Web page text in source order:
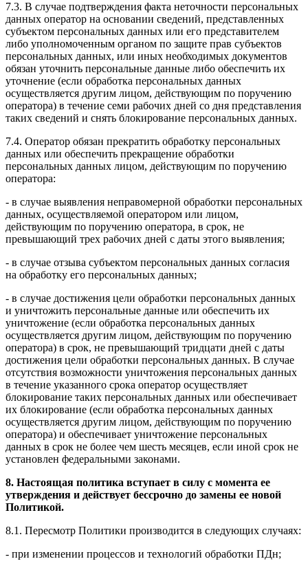
7.3. В случае подтверждения факта неточности персональных
данных оператор на основании сведений, представленных
субъектом персональных данных или его представителем
либо уполномоченным органом по защите прав субъектов
персональных данных, или иных необходимых документов
обязан уточнить персональные данные либо обеспечить их
уточнение (если обработка персональных данных
осуществляется другим лицом, действующим по поручению
оператора) в течение семи рабочих дней со дня представления
таких сведений и снять блокирование персональных данных.
7.4. Оператор обязан прекратить обработку персональных
данных или обеспечить прекращение обработки
персональных данных лицом, действующим по поручению
оператора:
- в случае выявления неправомерной обработки персональных
данных, осуществляемой оператором или лицом,
действующим по поручению оператора, в срок, не
превышающий трех рабочих дней с даты этого выявления;
- в случае отзыва субъектом персональных данных согласия
на обработку его персональных данных;
- в случае достижения цели обработки персональных данных
и уничтожить персональные данные или обеспечить их
уничтожение (если обработка персональных данных
осуществляется другим лицом, действующим по поручению
оператора) в срок, не превышающий тридцати дней с даты
достижения цели обработки персональных данных. В случае
отсутствия возможности уничтожения персональных данных
в течение указанного срока оператор осуществляет
блокирование таких персональных данных или обеспечивает
их блокирование (если обработка персональных данных
осуществляется другим лицом, действующим по поручению
оператора) и обеспечивает уничтожение персональных
данных в срок не более чем шесть месяцев, если иной срок не
установлен федеральными законами.
8. Настоящая политика вступает в силу с момента ее
утверждения и действует бессрочно до замены ее новой
Политикой.
8.1. Пересмотр Политики производится в следующих случаях:
- при изменении процессов и технологий обработки ПДн;